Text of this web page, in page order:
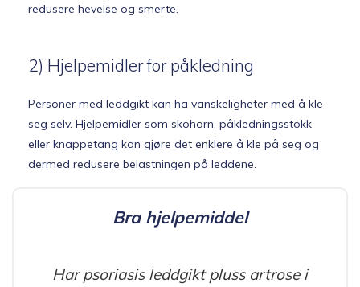
redusere hevelse og smerte.
2) Hjelpemidler for påkledning
Personer med leddgikt kan ha vanskeligheter med å kle
seg selv. Hjelpemidler som skohorn, påkledningsstokk
eller knappetang kan gjøre det enklere å kle på seg og
dermed redusere belastningen på leddene.
Bra hjelpemiddel
Har psoriasis leddgikt pluss artrose i